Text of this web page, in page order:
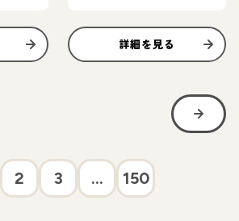
詳細を見る
2 3 ... 150